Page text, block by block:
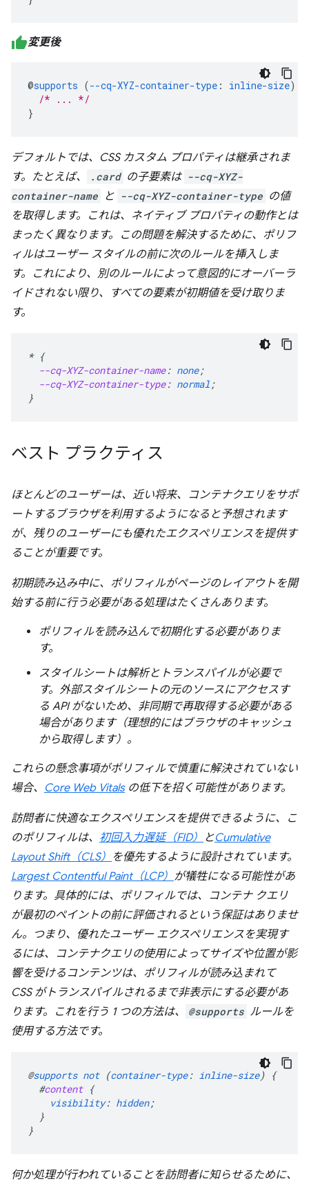
変更後
@supports (--cq-XYZ-container-type : inline-size)
/* ... */
}
デフォルトでは、CSS カスタム プロパティは継承されま
す。たとえば、
.card の子要素は --cq-XYZ-
container-name と --cq-XYZ-container-type の値
を取得します。これは、ネイティブ プロパティの動作とは
まったく異なります。この問題を解決するために、ポリフ
ィルはユーザー スタイルの前に次のルールを挿入しま
す。これにより、別のルールによって意図的にオーバーラ
イドされない限り、すべての要素が初期値を受け取りま
す。
* {
--cq-XYZ-container-name: none;
--cq-XYZ-container-type: normal ;
}
ベスト プラクティス
ほとんどのユーザーは、近い将来、コンテナクエリをサポ
ートするブラウザを利用するようになると予想されます
が、残りのユーザーにも優れたエクスペリエンスを提供す
ることが重要です。
初期読み込み中に、ポリフィルがページのレイアウトを開
始する前に行う必要がある処理はたくさんあります。
ポリフィルを読み込んで初期化する必要がありま
す。
スタイルシートは解析とトランスパイルが必要で
す。外部スタイルシートの元のソースにアクセスす
る API がないため、非同期で再取得する必要がある
場合があります（理想的にはブラウザのキャッシュ
から取得します）。
これらの懸念事項がポリフィルで慎重に解決されていない
場合、 Core Web Vitalsの低下を招く可能性があります。
訪問者に快適なエクスペリエンスを提供できるように、こ
のポリフィルは、 初回入力遅延（FID） とCumulative
Layout Shift（CLS） を優先するように設計されています。
Largest Contentful Paint（LCP） が犠牲になる可能性があ
ります。具体的には、 ポリフィルでは、コンテナ クエリ
が最初のペイントの前に評価されるという保証はありませ
ん。つまり、優れたユーザー エクスペリエンスを実現す
るには、コンテナクエリの使用によってサイズや位置が影
響を受けるコンテンツは、ポリフィルが読み込まれて
CSS がトランスパイルされるまで非表示にする必要があ
ります。
これを行う 1 つの方法は、 @supports ルールを
使用する方法です。
@supports not (container-type: inline-size)
{
#content {
visibility: hidden;
}
}
何か処理が行われていることを訪問者に知らせるために、